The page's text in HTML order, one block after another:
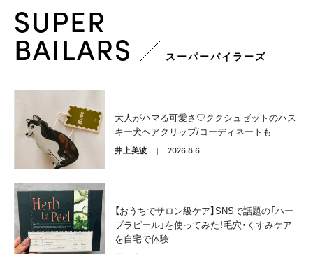
SUPER
BAILARS スーパーバイラーズ
大人がハマる可愛さ♡ククシュゼットのハス
キー犬ヘアクリップ/コーディネートも
井上美波 2026.8.6
【おうちでサロン級ケア】SNSで話題の「ハー
ブラピール」を使ってみた！毛穴・くすみケア
を自宅で体験